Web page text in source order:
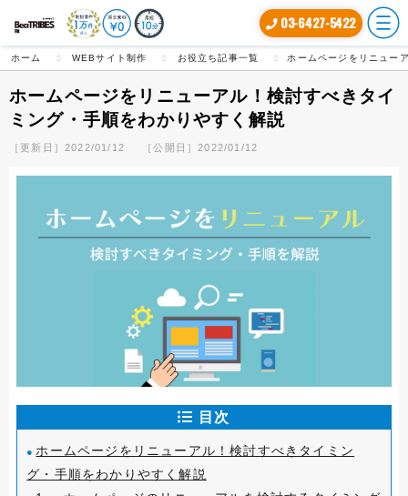
03-6427-5422
ホーム WEBサイト制作 お役立ち記事一覧 ホームページをリニュー
ホームページをリニューアル！検討すべきタイ
ミング・手順をわかりやすく解説
［更新日］2022/01/12 ［公開日］2022/01/12
目次
ホームページをリニューアル！検討すべきタイミン
グ・手順をわかりやすく解説